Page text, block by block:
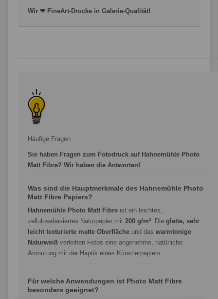
Wir ❤ FineArt-Drucke in Galerie-Qualität!
Häufige Fragen
Sie haben Fragen zum Fotodruck auf Hahnemühle Photo
Matt Fibre? Wir haben die Antworten!
Was sind die Hauptmerkmale des Hahnemühle Photo
Matt Fibre Papiers?
Hahnemühle Photo Matt Fibre ist ein leichtes,
zellulosebasiertes Naturpapier mit 200 g/m². Die glatte, sehr
leicht texturierte matte Oberfläche und das warmtonige
Naturweiß verleihen Fotos eine angenehme, natürliche
Anmutung mit der Haptik eines Künstlerpapiers.
Für welche Anwendungen ist Photo Matt Fibre
besonders geeignet?